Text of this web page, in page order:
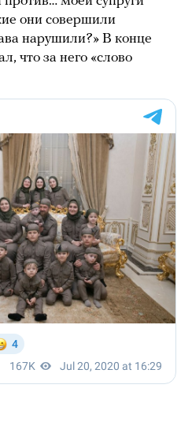
они совершили
нарушили?» В конце
что за него «слово